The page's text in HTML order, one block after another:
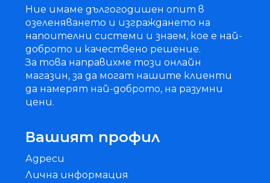
Ние имаме дългогодишен опит в
озеленяването и изграждането на
напоителни системи и знаем, кое е най-
доброто и качествено решение.
За това направихме този онлайн
магазин, за да могат нашите клиенти
да намерят най-доброто, на разумни
цени.
Вашият профил
Адреси
Лична информация